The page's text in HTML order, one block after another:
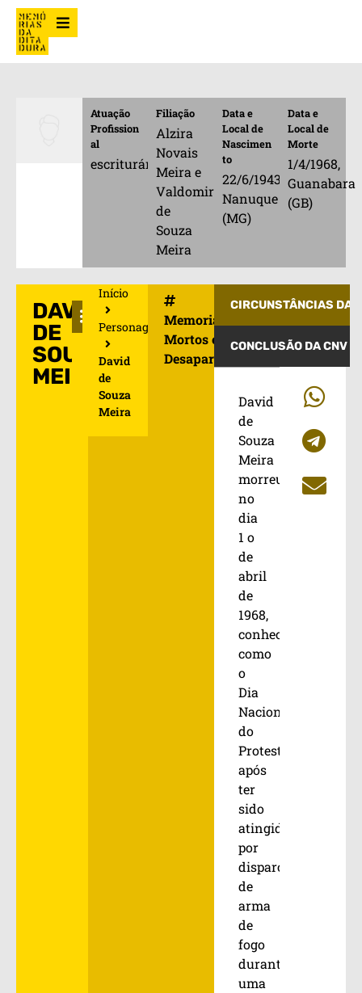
Atuação
Profission
al
escriturário
Filiação
Alzira
Novais
Meira e
Valdomiro
de
Souza
Meira
Data e
Local de
Nascimen
to
22/6/1943,
Nanuque
(MG)
Data e
Local de
Morte
1/4/1968,
Guanabara
(GB)
DAVID
DE
SOUZA
MEIRA
Início
Personagens
David
de
Souza
Meira
Memorial de
Mortos e
Desaparecidos
CIRCUNSTÂNCIAS DA
CONCLUSÃO DA CNV
David
de
Souza
Meira
morreu
no
dia
1 o
de
abril
de
1968,
conhecido
como
o
Dia
Nacional
do
Protesto,
após
ter
sido
atingido
por
disparo
de
arma
de
fogo
durante
uma